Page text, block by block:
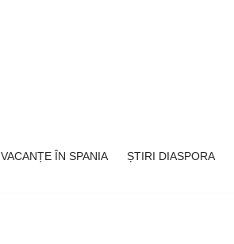
VACANȚE ÎN SPANIA
ȘTIRI DIASPORA